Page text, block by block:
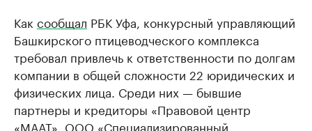
Как сообщал РБК Уфа, конкурсный управляющий
Башкирского птицеводческого комплекса
требовал привлечь к ответственности по долгам
компании в общей сложности 22 юридических и
физических лица. Среди них — бывшие
партнеры и кредиторы «Правовой центр
«МААТ», ООО «Специализированный